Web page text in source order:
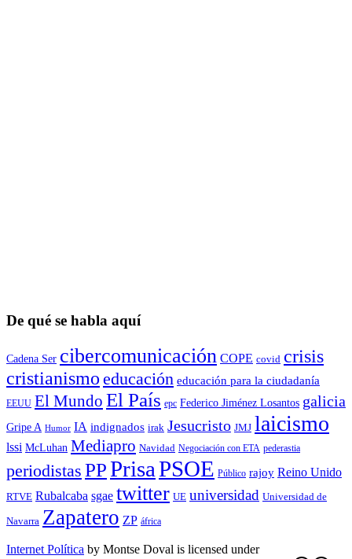
De qué se habla aquí
Cadena Ser cibercomunicación COPE covid crisis
cristianismo educación educación para la ciudadaní­a
EEUU El Mundo El País epc Federico Jiménez Losantos galicia
Gripe A Humor IA indignados irak Jesucristo JMJ laicismo
lssi McLuhan Mediapro Navidad Negociación con ETA pederastia
periodistas PPPrisaPSOE Público rajoy Reino Unido
RTVE Rubalcaba sgae twitter UE universidad Universidad de
Navarra Zapatero ZP áfrica
Internet Política by Montse Doval is licensed under